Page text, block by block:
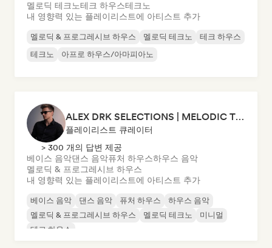
멜로딕 테크노테크 하우스테크노
내 영향력 있는 플레이리스트에 아티스트 추가
멜로딕 & 프로그레시브 하우스 멜로딕 테크노
테크 하우스
테크노
아프로 하우스/아마피아노
ALEX DRK SELECTIONS | MELODIC TECHNO | TECH HOUSE | BASS HOUSE
플레이리스트 큐레이터
> 300 개의 답변 제공
베이스 음악댄스 음악퓨처 하우스하우스 음악
멜로딕 & 프로그레시브 하우스
내 영향력 있는 플레이리스트에 아티스트 추가
베이스 음악 댄스 음악 퓨처 하우스
하우스 음악
멜로딕 & 프로그레시브 하우스
멜로딕 테크노
미니멀
테크 하우스